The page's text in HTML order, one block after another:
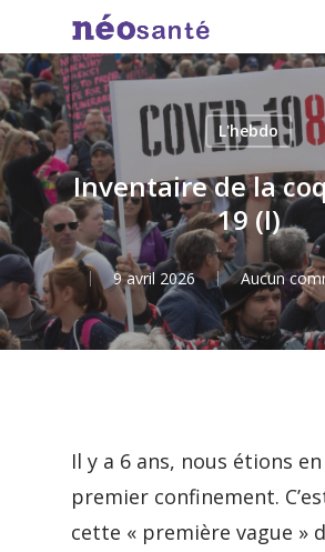
to
main
content
L'hebdo
Inventaire de la
19 (I)
9 avril 2026 Aucun
Il y a 6 ans, nous étions
premier confinement.
cette « première vague »